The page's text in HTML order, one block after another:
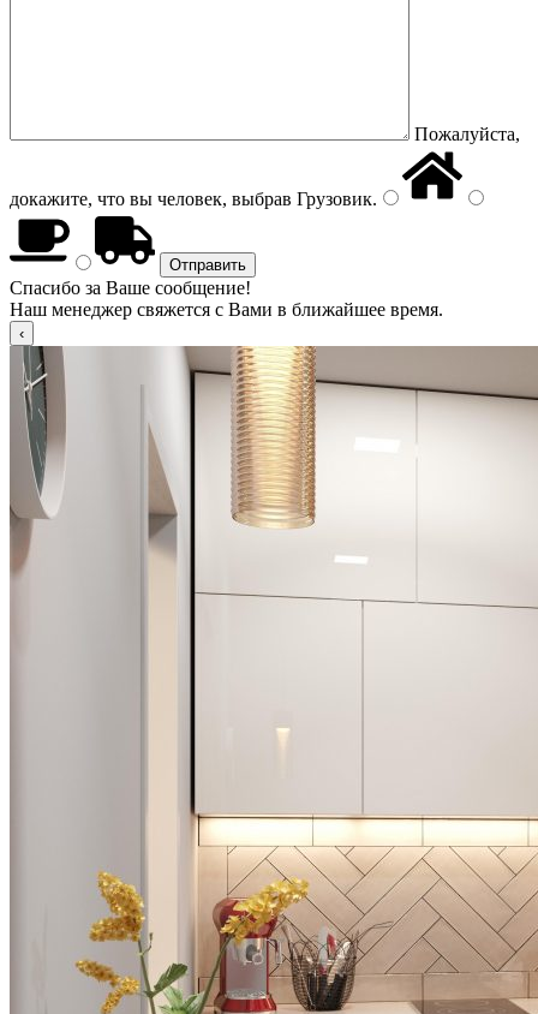
Пожалуйста,
докажите, что вы человек, выбрав Грузовик.
Спасибо за Ваше сообщение!
Наш менеджер свяжется с Вами в ближайшее время.